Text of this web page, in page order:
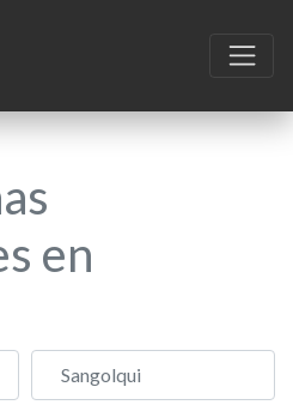
en
Sangolqui